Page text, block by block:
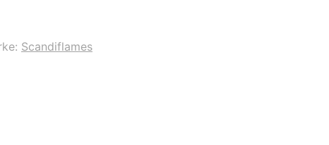
Scandiflames